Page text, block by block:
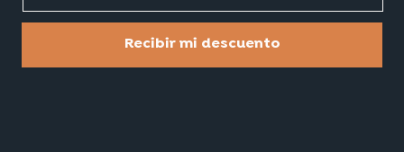
Recibir mi descuento